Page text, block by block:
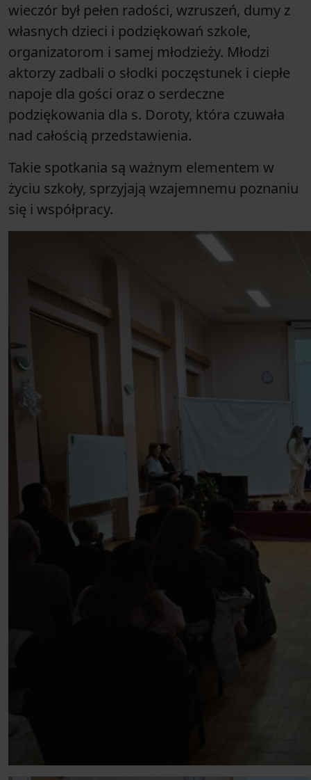
wieczór był pełen radości, wzruszeń, dumy z
własnych dzieci i podziękowań szkole,
organizatorom i samej młodzieży. Młodzi
aktorzy zadbali o słodki poczęstunek i ciepłe
napoje dla gości oraz o serdeczne
podziękowania dla s. Doroty, która czuwała
nad całością przedstawienia.
Takie spotkania są ważnym elementem w
życiu szkoły, sprzyjają wzajemnemu poznaniu
się i współpracy.